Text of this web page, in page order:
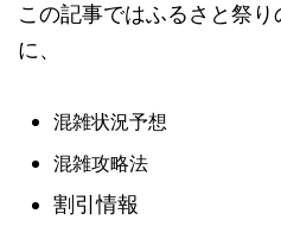
この記事ではふるさと祭
に、
混雑状況予想
混雑攻略法
割引情報